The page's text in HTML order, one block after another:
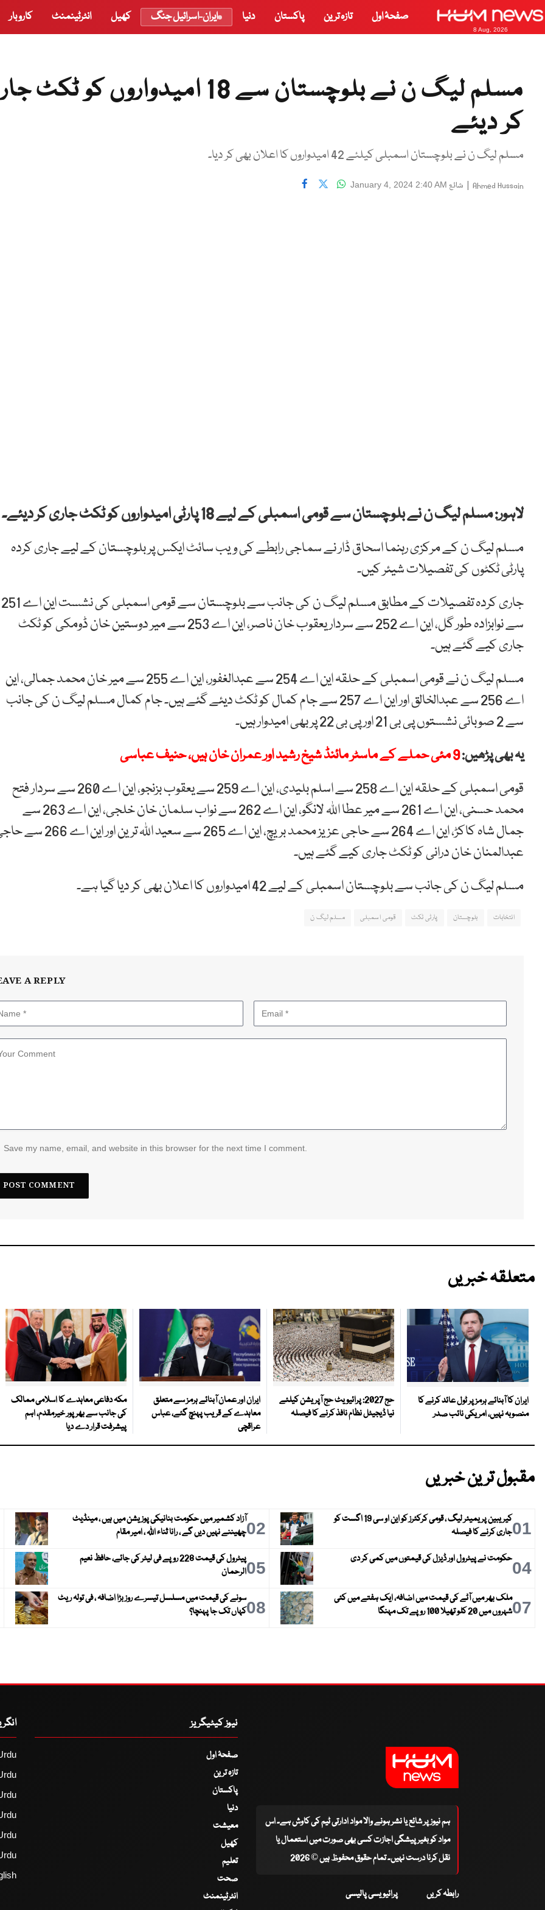
8 Aug, 2026
صفحۂ اول تازہ ترین پاکستان دنیا ایران-اسرائیل جنگ کھیل انٹرٹینمنٹ کاروبار
مسلم لیگ ن نے بلوچستان سے 18 امیدواروں کو
کر دیئے
مسلم لیگ ن نے بلوچستان اسمبلی کیلئے 42 امیدواروں کا اعلان بھی کر دیا۔
Ahmed Hussain
| شائع January 4, 2024 2:40 AM
لاہور: مسلم لیگ ن نے بلوچستان سے قومی اسمبلی کے لیے 18 پارٹی امیدواروں کو ٹکٹ جاری کر دیئے۔
مسلم لیگ ن کے مرکزی رہنما اسحاق ڈار نے سماجی رابطے کی ویب سائٹ ایکس پر بلوچستان کے لیے جاری کردہ
پارٹی ٹکٹوں کی تفصیلات شیئر کیں۔
جاری کردہ تفصیلات کے مطابق مسلم لیگ ن کی جانب سے بلوچستان سے قومی اسمبلی کی نشست این اے 251
سے نوابزادہ طور گل، این اے 252 سے سردار یعقوب خان ناصر، این اے 253 سے میر دوستین خان ڈومکی کو ٹکٹ
جاری کیے گئے ہیں۔
مسلم لیگ ن نے قومی اسمبلی کے حلقہ این اے 254 سے عبدالغفور، این اے 255 سے میر خان محمد جمالی، این
اے 256 سے عبدالخالق اور این اے 257 سے جام کمال کو ٹکٹ دیئے گئے ہیں۔ جام کمال مسلم لیگ ن کی جانب
سے 2 صوبائی نشستوں پی بی 21 اور پی بی 22 پر بھی امیدوار ہیں۔
یہ بھی پڑھیں:9 مئی حملے کے ماسٹر مائنڈ شیخ رشید اور عمران خان ہیں، حنیف عباسی
قومی اسمبلی کے حلقہ این اے 258 سے اسلم بلیدی، این اے 259 سے یعقوب بزنجو، این اے 260 سے سردار فتح
محمد حسنی، این اے 261 سے میر عطا اللہ لانگو، این اے 262 سے نواب سلمان خان خلجی، این اے 263 سے
جمال شاہ کاکڑ، این اے 264 سے حاجی عزیز محمد بریچ، این اے 265 سے سعید اللہ ترین
عبدالمنان خان درانی کو ٹکٹ جاری کیے گئے ہیں۔
مسلم لیگ ن کی جانب سے بلوچستان اسمبلی کے لیے 42 امیدواروں کا اعلان بھی کر دیا گیا ہے۔
انتخابات بلوچستان پارٹی ٹکٹ قومی اسمبلی مسلم لیگ ن
A REPLY
Save my name, email, and website in this browser for the next time I comment.
متعلقہ خبریں
ایران کا آبنائے ہرمز پر ٹول عائد کرنے کا
منصوبہ نہیں، امریکی نائب صدر
حج 2027: پرائیویٹ حج آپریشن کیلئے
نیا ڈیجیٹل نظام نافذ کرنے کا فیصلہ
ایران اور عمان آبنائے ہرمز سے متعلق
معاہدے کے قریب پہنچ گئے، عباس
عراقچی
مکہ دفاعی معاہدے کا اسلامی ممالک
کی جانب سے بھرپور خیرمقدم، اہم
پیشرفت قرار دے دیا
مقبول ترین خبریں
01
کیریبین پریمیئر لیگ ، قومی کرکٹرز کو این او سی 19 اگست کو
جاری کرنے کا فیصلہ
02آزاد کشمیر میں حکومت بنانیکی پوزیشن میں ہیں ، مینڈیٹ
چھیننے نہیں دیں گے ، رانا ثناء اللہ ، امیر مقام
04حکومت نے پیٹرول اور ڈیزل کی قیمتوں میں کمی کر دی 05
پیٹرول کی قیمت 228 روپے فی لیٹر کی جائے، حافظ نعیم
الرحمان
07ملک بھر میں آٹے کی قیمت میں اضافہ، ایک ہفتے میں کئی
شہروں میں 20 کلو تھیلا 100 روپے تک مہنگا
08سونے کی قیمت میں مسلسل تیسرے روز بڑا اضافہ ، فی تولہ ریٹ
کہاں تک جا پہنچا؟
ہم نیوز پر شائع یا نشر ہونے والا مواد ادارتی ٹیم کی کاوش ہے۔ اس
مواد کو بغیر پیشگی اجازت کسی بھی صورت میں استعمال یا
نقل کرنا درست نہیں۔ تمام حقوق محفوظ ہیں © 2026
رابطہ کریں پرائیویسی پالیسی
نیوز کیٹیگریز
صفحۂ اول
تازہ ترین
پاکستان
دنیا
معیشت
کھیل
تعلیم
صحت
انٹرٹینمنٹ